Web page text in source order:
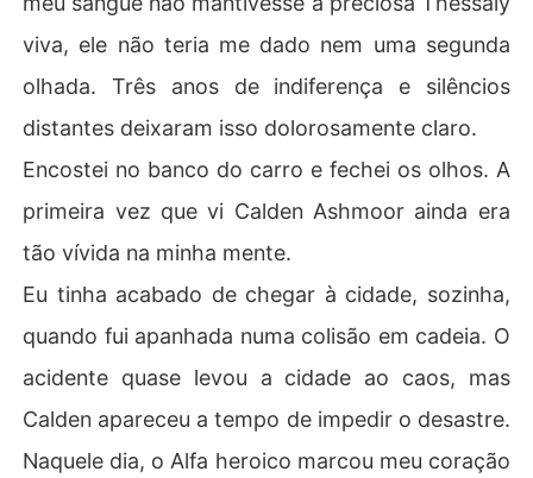
viva, ele não teria me dado nem uma segunda
olhada. Três anos de indiferença e silêncios
distantes deixaram isso dolorosamente claro.
Encostei no banco do carro e fechei os olhos. A
primeira vez que vi Calden Ashmoor ainda era
tão vívida na minha mente.
Eu tinha acabado de chegar à cidade, sozinha,
quando fui apanhada numa colisão em cadeia. O
acidente quase levou a cidade ao caos, mas
Calden apareceu a tempo de impedir o desastre.
Naquele dia, o Alfa heroico marcou meu coração